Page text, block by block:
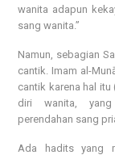
wanita adapun
sang wanita.”
Namun, sebagian
cantik. Imam al-
cantik karena hal
diri wanita, yang
perendahan sang
Ada hadits yang